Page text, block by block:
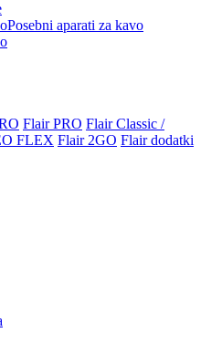
Posebni aparati za kavo
Flair PRO Flair Classic /
FLEX Flair 2GO Flair dodatki